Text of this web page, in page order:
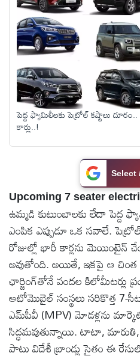
సినిమా
క్రీడలు
వ్యాపారం
లైఫ్
స్టైల్
స్పెషల్స్
కెరీర్ &
ఉద్యోగాలు
లైవ్
టీవి
వ్యవసాయం
పెద్ద ఫ్యామిలీలకు పెట్రోల్ కష్టాలు దూరం..
కార్లు..!
Select
Upcoming 7 seater
ఉమ్మడి కుటుంబాలకు లేదా
ఎంపిక ఎప్పుడూ ఒక సవాలే.
రోజుల్లో భారీ కార్లను మెయింటైన్
అవుతోంది. అయితే, ఇకపై ఆ చింత
ఛార్జింగ్‌తోనే వందల కిలోమీటర్లు
ఆటోమొబైల్ సంస్థలు సరికొత్త 7-
ఎమ్‌పీవీ (MPV) మోడళ్లను
సిద్ధమవుతున్నాయి. టాటా,
పాటు విదేశీ బ్రాండ్లు సైతం ఈ